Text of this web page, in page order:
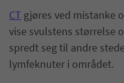
CT gjøres ved mistanke
vise svulstens størrelse
spredt seg til andre
lymfeknuter i området.